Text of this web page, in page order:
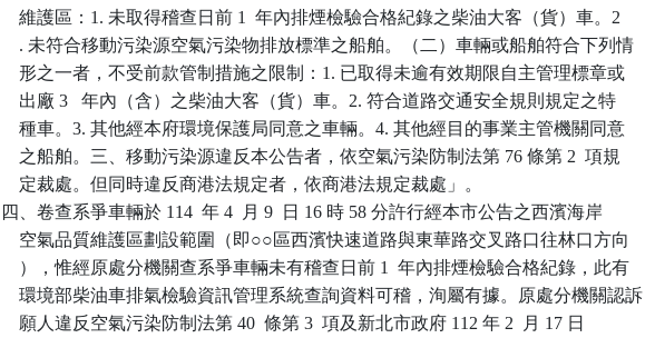
    維護區：1. 未取得稽查日前 1  年內排煙檢驗合格紀錄之柴油大客（貨）車。2
    . 未符合移動污染源空氣污染物排放標準之船舶。（二）車輛或船舶符合下列情
    形之一者，不受前款管制措施之限制：1. 已取得未逾有效期限自主管理標章或
    出廠 3   年內（含）之柴油大客（貨）車。2. 符合道路交通安全規則規定之特
    種車。3. 其他經本府環境保護局同意之車輛。4. 其他經目的事業主管機關同意
    之船舶。三、移動污染源違反本公告者，依空氣污染防制法第 76 條第 2  項規
    定裁處。但同時違反商港法規定者，依商港法規定裁處」。
四、卷查系爭車輛於 114  年 4  月 9  日 16 時 58 分許行經本市公告之西濱海岸
    空氣品質維護區劃設範圍（即○○區西濱快速道路與東華路交叉路口往林口方向
    ），惟經原處分機關查系爭車輛未有稽查日前 1  年內排煙檢驗合格紀錄，此有
    環境部柴油車排氣檢驗資訊管理系統查詢資料可稽，洵屬有據。原處分機關認訴
    願人違反空氣污染防制法第 40  條第 3  項及新北市政府 112 年 2  月 17 日